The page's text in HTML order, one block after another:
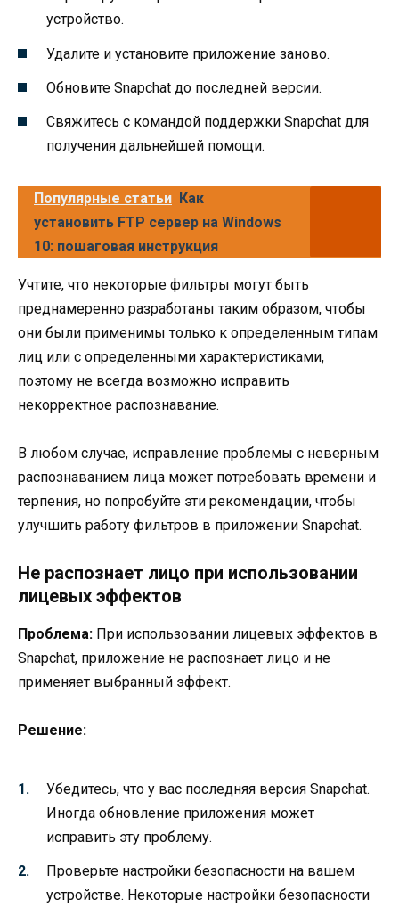
устройство.
Удалите и установите приложение заново.
Обновите Snapchat до последней версии.
Свяжитесь с командой поддержки Snapchat для
получения дальнейшей помощи.
Популярные статьи Как
установить FTP сервер на Windows
10: пошаговая инструкция
Учтите, что некоторые фильтры могут быть
преднамеренно разработаны таким образом, чтобы
они были применимы только к определенным типам
лиц или с определенными характеристиками,
поэтому не всегда возможно исправить
некорректное распознавание.
В любом случае, исправление проблемы с неверным
распознаванием лица может потребовать времени и
терпения, но попробуйте эти рекомендации, чтобы
улучшить работу фильтров в приложении Snapchat.
Не распознает лицо при использовании
лицевых эффектов
Проблема: При использовании лицевых эффектов в
Snapchat, приложение не распознает лицо и не
применяет выбранный эффект.
Решение:
Убедитесь, что у вас последняя версия Snapchat.
Иногда обновление приложения может
исправить эту проблему.
Проверьте настройки безопасности на вашем
устройстве. Некоторые настройки безопасности